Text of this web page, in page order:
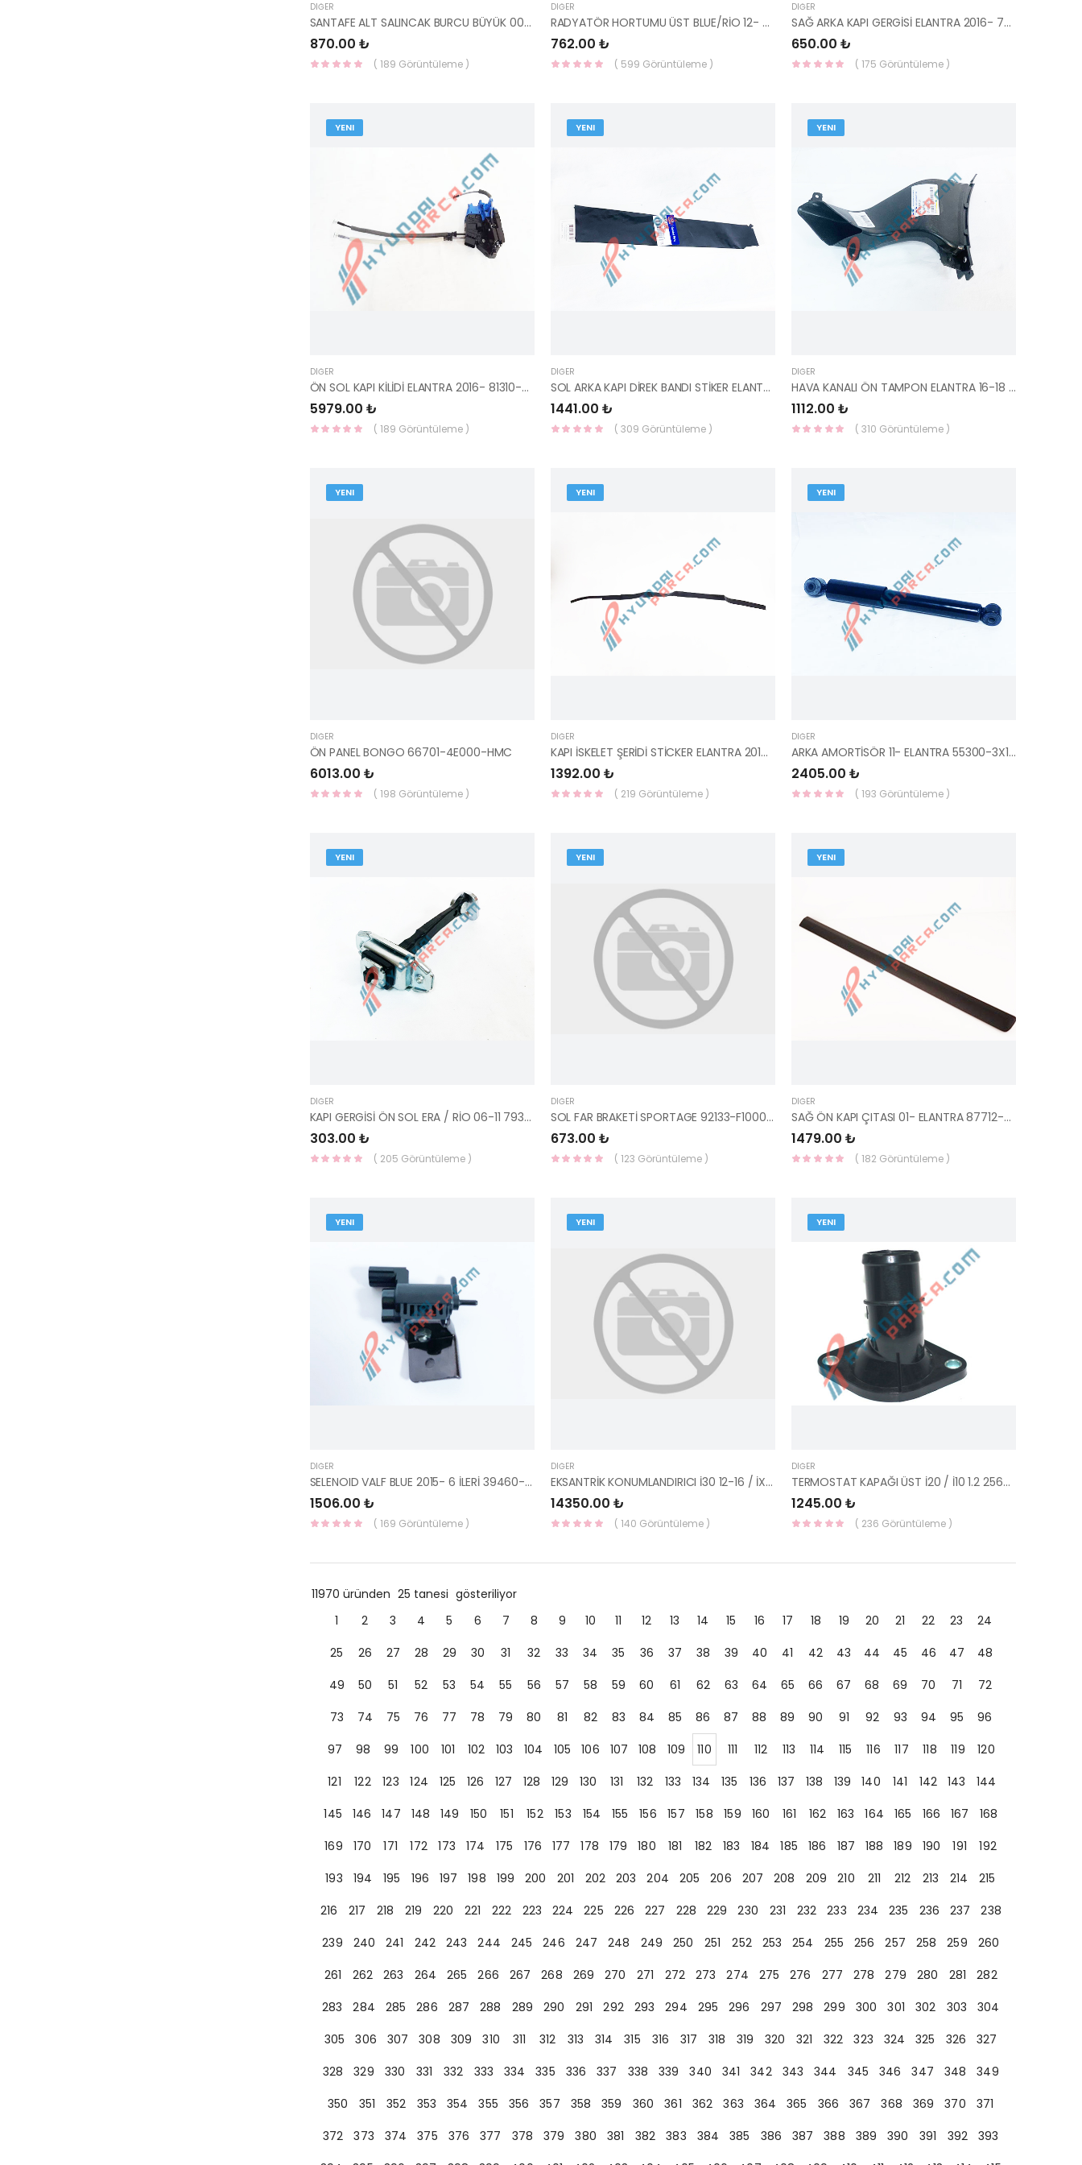
DIĞER
SANTAFE ALT SALINCAK BURCU BÜYÜK 00-06 54555-26000-YS
870.00 ₺
( 189 Görüntüleme )
DIĞER
RADYATÖR HORTUMU ÜST BLUE/RİO 12- DİZEL 25411-1R800-HMC
762.00 ₺
( 599 Görüntüleme )
DIĞER
SAĞ ARKA KAPI GERGİSİ ELANTRA 2016- 79490-F2000-HMC
650.00 ₺
( 175 Görüntüleme )
YENI
DIĞER
ÖN SOL KAPI KİLİDİ ELANTRA 2016- 81310-F2030-HMC
5979.00 ₺
( 189 Görüntüleme )
YENI
DIĞER
SOL ARKA KAPI DİREK BANDI STİKER ELANTRA 2016- 86381-F2000-HMC
1441.00 ₺
( 309 Görüntüleme )
YENI
DIĞER
HAVA KANALI ÖN TAMPON ELANTRA 16-18 SOL ELANTRA 86567-F2300-YS
1112.00 ₺
( 310 Görüntüleme )
YENI
DIĞER
ÖN PANEL BONGO 66701-4E000-HMC
6013.00 ₺
( 198 Görüntüleme )
YENI
DIĞER
KAPI İSKELET ŞERİDİ STİCKER ELANTRA 2016- 86362-F2000-HMC
1392.00 ₺
( 219 Görüntüleme )
YENI
DIĞER
ARKA AMORTİSÖR 11- ELANTRA 55300-3X100-YS
2405.00 ₺
( 193 Görüntüleme )
YENI
DIĞER
KAPI GERGİSİ ÖN SOL ERA / RİO 06-11 79380-1G000-YS
303.00 ₺
( 205 Görüntüleme )
YENI
DIĞER
SOL FAR BRAKETİ SPORTAGE 92133-F1000-HMC
673.00 ₺
( 123 Görüntüleme )
YENI
DIĞER
SAĞ ÖN KAPI ÇITASI 01- ELANTRA 87712-2D200CA-YS
1479.00 ₺
( 182 Görüntüleme )
YENI
DIĞER
SELENOID VALF BLUE 2015- 6 İLERİ 39460-03000-HMC
1506.00 ₺
( 169 Görüntüleme )
YENI
DIĞER
EKSANTRİK KONUMLANDIRICI İ30 12-16 / İX35 / CEED / TUCSON 15=> / ELANTRA / SPORT
14350.00 ₺
( 140 Görüntüleme )
YENI
DIĞER
TERMOSTAT KAPAĞI ÜST İ20 / İ10 1.2 25631-03011-KORE
1245.00 ₺
( 236 Görüntüleme )
11970 üründen 25 tanesi gösteriliyor
1
2 3 4 5 6 7 8 9 10 11 12 13 14 15 16 17 18 19 20 21 22 23
24
25
26 27 28 29 30 31 32 33 34 35 36 37 38 39 40 41 42 43 44 45 46 47
48
49
50 51 52 53 54 55 56 57 58 59 60 61 62 63 64 65 66 67 68 69 70 71
72
73
74 75 76 77 78 79 80 81 82 83 84 85 86 87 88 89 90 91 92 93 94 95
96
97
98 99 100 101 102 103 104 105 106 107 108 109 110 111 112 113 114 115 116 117 118 119
120
121
122 123 124 125 126 127 128 129 130 131 132 133 134 135 136 137 138 139 140 141 142 143
144
145
146 147 148 149 150 151 152 153 154 155 156 157 158 159 160 161 162 163 164 165 166 167
168
169
170 171 172 173 174 175 176 177 178 179 180 181 182 183 184 185 186 187 188 189 190 191
192
193
194 195 196 197 198 199 200 201 202 203 204 205 206 207 208 209 210 211 212 213 214
215
216
217 218 219 220 221 222 223 224 225 226 227 228 229 230 231 232 233 234 235 236 237
238
239
240 241 242 243 244 245 246 247 248 249 250 251 252 253 254 255 256 257 258 259
260
261
262 263 264 265 266 267 268 269 270 271 272 273 274 275 276 277 278 279 280 281
282
283
284 285 286 287 288 289 290 291 292 293 294 295 296 297 298 299 300 301 302 303
304
305
306 307 308 309 310 311 312 313 314 315 316 317 318 319 320 321 322 323 324 325 326
327
328
329 330 331 332 333 334 335 336 337 338 339 340 341 342 343 344 345 346 347 348
349
350
351 352 353 354 355 356 357 358 359 360 361 362 363 364 365 366 367 368 369 370
371
372
373 374 375 376 377 378 379 380 381 382 383 384 385 386 387 388 389 390 391 392
393